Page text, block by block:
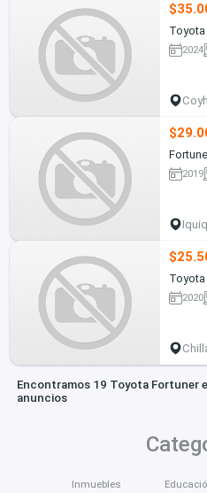
2024
2019
2020
Encontramos 19 Toyota Fortuner
anuncios
Inmuebles